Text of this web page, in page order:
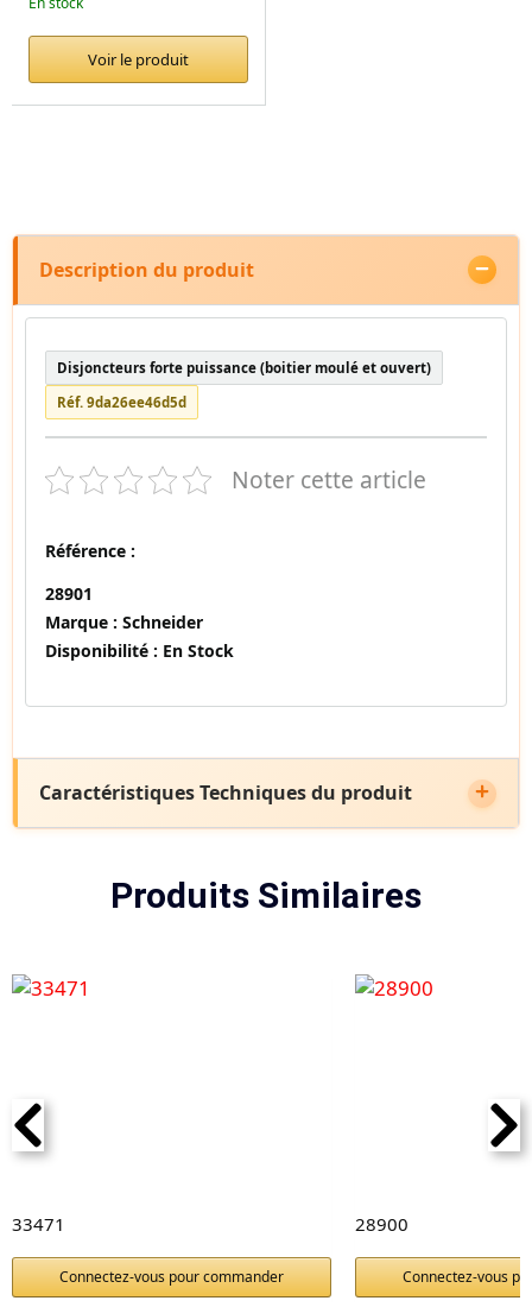
Voir le produit
Description du produit
Disjoncteurs forte puissance (boitier moulé et ouvert)
Réf. 9da26ee46d5d
Noter cette article
Référence :
28901
Marque : Schneider
Disponibilité : En Stock
Caractéristiques Techniques du produit
Produits Similaires
33471
Connectez-vous pour commander
28900
Connectez-vous